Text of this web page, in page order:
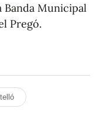
Municipal
Pregó.